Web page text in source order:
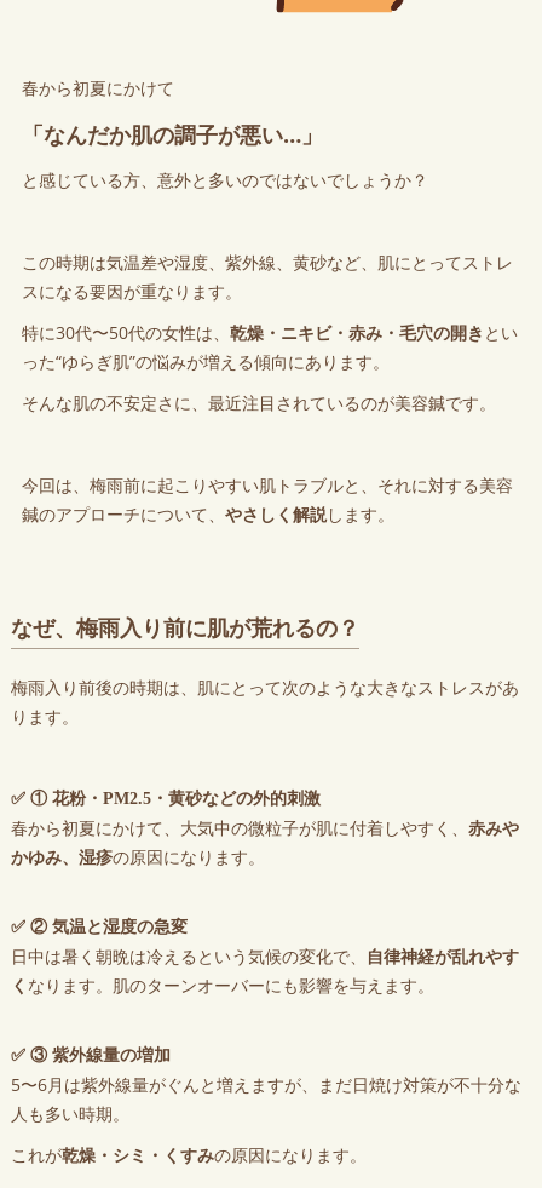
春から初夏にかけて
「なんだか肌の調子が悪い…」
と感じている方、意外と多いのではないでしょうか？
この時期は気温差や湿度、紫外線、黄砂など、肌にとってストレ
スになる要因が重なります。
特に30代〜50代の女性は、 乾燥・ニキビ・赤み・毛穴の開き とい
った“ゆらぎ肌”の悩みが増える傾向にあります。
そんな肌の不安定さに、最近注目されているのが美容鍼です。
今回は、梅雨前に起こりやすい肌トラブルと、それに対する美容
鍼のアプローチについて、 やさしく解説します。
なぜ、梅雨入り前に肌が荒れるの？
梅雨入り前後の時期は、肌にとって次のような大きなストレスがあ
ります。
✅ ① 花粉・PM2.5・黄砂などの外的刺激
春から初夏にかけて、大気中の微粒子が肌に付着しやすく、 赤みや
かゆみ、湿疹の原因になります。
✅ ② 気温と湿度の急変
日中は暑く朝晩は冷えるという気候の変化で、
自律神経が乱れやす
く なります。肌のターンオーバーにも影響を与えます。
✅ ③ 紫外線量の増加
5〜6月は紫外線量がぐんと増えますが、まだ日焼け対策が不十分な
人も多い時期。
これが乾燥・シミ・くすみの原因になります。